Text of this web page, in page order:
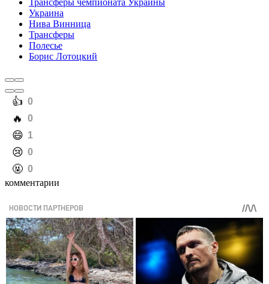
Трансферы чемпионата Украины
Украина
Нива Винница
Трансферы
Полесье
Борис Лотоцкий
️👍 0
️🔥 0
️😄 1
️😢 0
️🤬 0
комментарии